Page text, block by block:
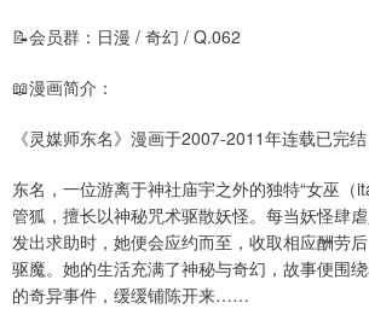
📝会员群：日漫 / 奇幻 / Q.062
📖漫画简介：
《灵媒师东名》漫画于2007-2011年连载已完结
东名，一位游离于神社庙宇之外的独特“女巫（
管狐，擅长以神秘咒术驱散妖怪。每当妖怪肆
发出求助时，她便会应约而至，收取相应酬劳
驱魔。她的生活充满了神秘与奇幻，故事便围
的奇异事件，缓缓铺陈开来……